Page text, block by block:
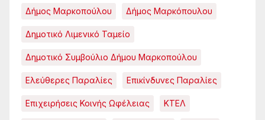
Δήμος Μαρκοπούλου Δήμος Μαρκόπουλου
Δημοτικό Λιμενικό Ταμείο
Δημοτικό Συμβούλιο Δήμου Μαρκοπούλου
Ελεύθερες Παραλίες Επικίνδυνες Παραλίες
Επιχειρήσεις Κοινής Ωφέλειας ΚΤΕΛ